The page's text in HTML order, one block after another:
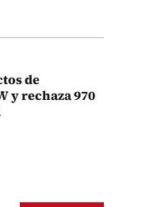
de
y rechaza 970